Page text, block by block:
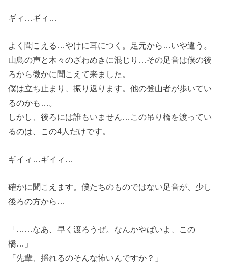
ギィ…ギィ…
よく聞こえる…やけに耳につく。足元から…いや違う。
山鳥の声と木々のざわめきに混じり…その足音は僕の後
ろから微かに聞こえて来ました。
僕は立ち止まり、振り返ります。他の登山者が歩いてい
るのかも…。
しかし、後ろには誰もいません…この吊り橋を渡ってい
るのは、この4人だけです。
ギイィ…ギイィ…
確かに聞こえます。僕たちのものではない足音が、少し
後ろの方から…
「……なあ、早く渡ろうぜ。なんかやばいよ、この
橋…」
「先輩、揺れるのそんな怖いんですか？」